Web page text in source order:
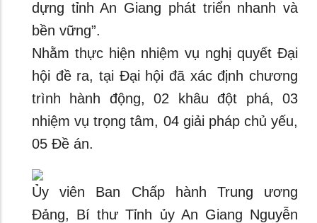
dựng tỉnh An Giang phát triển nhanh và
bền vững”.
Nhằm thực hiện nhiệm vụ nghị quyết Đại
hội đề ra, tại Đại hội đã xác định chương
trình hành động, 02 khâu đột phá, 03
nhiệm vụ trọng tâm, 04 giải pháp chủ yếu,
05 Đề án.
Ủy viên Ban Chấp hành Trung ương
Đảng, Bí thư Tỉnh ủy An Giang Nguyễn